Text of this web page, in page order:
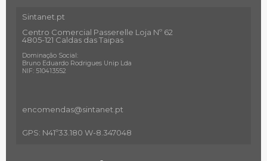
Sintanet.pt
Centro Comercial Passerelle Loja Nº 62
4805-121 Caldas das Taipas
Dominação Social:
Bruno Eduardo Rodrigues Unip Lda
NIF: 510413552
encomendas@sintanet .pt
GPS: N41º33.180 W-8.347048